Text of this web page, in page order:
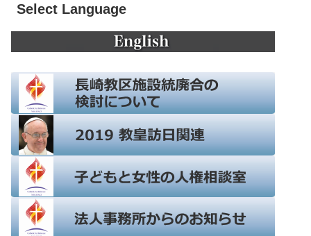
Select Language